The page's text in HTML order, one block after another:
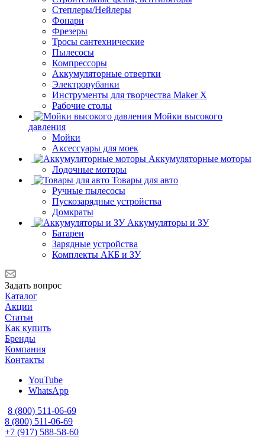
Степлеры/Нейлеры
Фонари
Фрезеры
Тросы сантехнические
Пылесосы
Компрессоры
Аккумуляторные отвертки
Электрорубанки
Инструменты для творчества Maker X
Рабочие столы
Мойки высокого
давления
Мойки
Аксессуары для моек
Аккумуляторные моторы
Лодочные моторы
Товары для авто
Ручные пылесосы
Пускозарядные устройства
Домкраты
Аккумуляторы и ЗУ
Батареи
Зарядные устройства
Комплекты АКБ и ЗУ
Задать вопрос
Каталог
Акции
Статьи
Как купить
Бренды
Компания
Контакты
YouTube
WhatsApp
8 (800) 511-06-69
8 (800) 511-06-69
+7 (917) 588-58-60